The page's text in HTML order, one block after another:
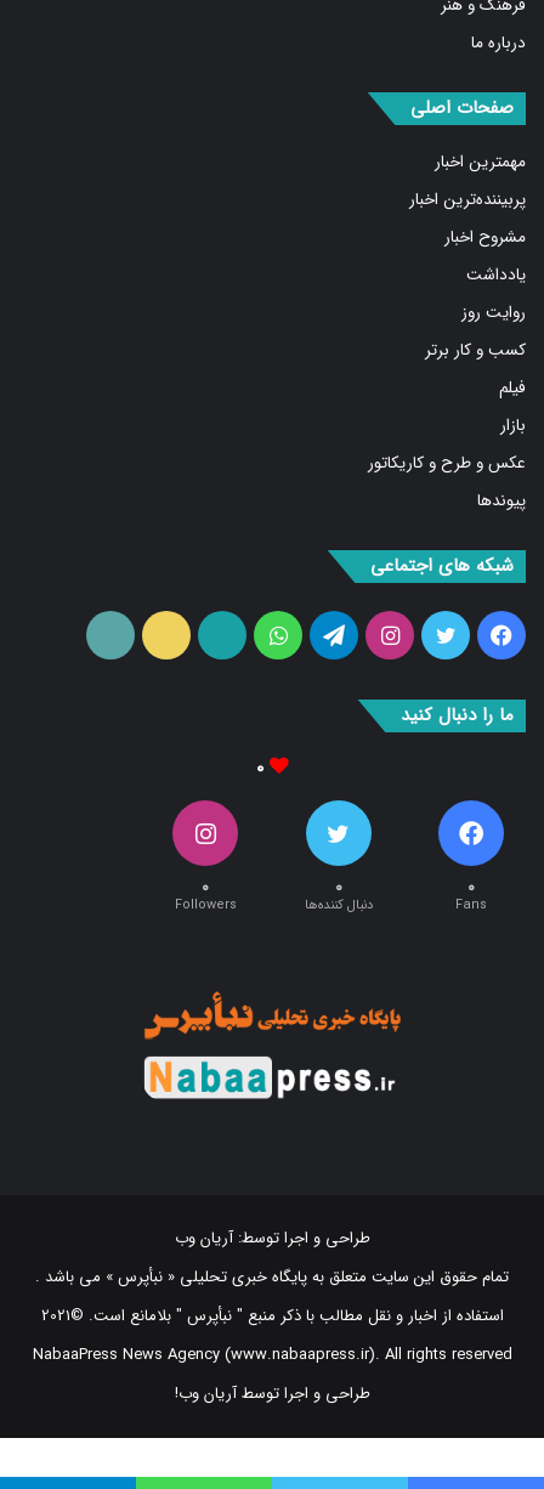
درباره ما
مهمترین اخبار
پربیننده‌ترین اخبار
مشروح اخبار
یادداشت
روایت روز
کسب و کار برتر
فیلم
بازار
عکس و طرح و کاریکاتور
پیوندها
فیس
بوک
توییتراینستاگرامتلگرامواتس
آپ
آپارات ایتا
۰ ۰ ۰
تمام حقوق این سایت متعلق به پایگاه خبری تحلیلی « نبأپرس » می باشد .
استفاده از اخبار و نقل مطالب با ذکر منبع "‌ نبأپرس " بلامانع است. ©2021
NabaaPress News Agency (www.nabaapress.ir). All rights reserved
طراحی و اجرا توسط آریان وب!